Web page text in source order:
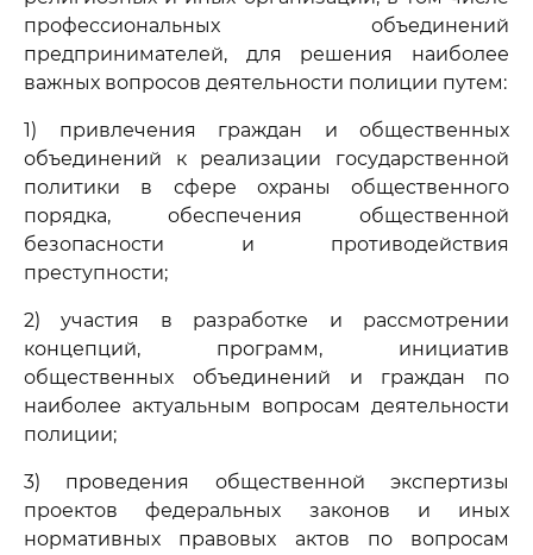
профессиональных объединений
предпринимателей, для решения наиболее
важных вопросов деятельности полиции путем:
1) привлечения граждан и общественных
объединений к реализации государственной
политики в сфере охраны общественного
порядка, обеспечения общественной
безопасности и противодействия
преступности;
2) участия в разработке и рассмотрении
концепций, программ, инициатив
общественных объединений и граждан по
наиболее актуальным вопросам деятельности
полиции;
3) проведения общественной экспертизы
проектов федеральных законов и иных
нормативных правовых актов по вопросам